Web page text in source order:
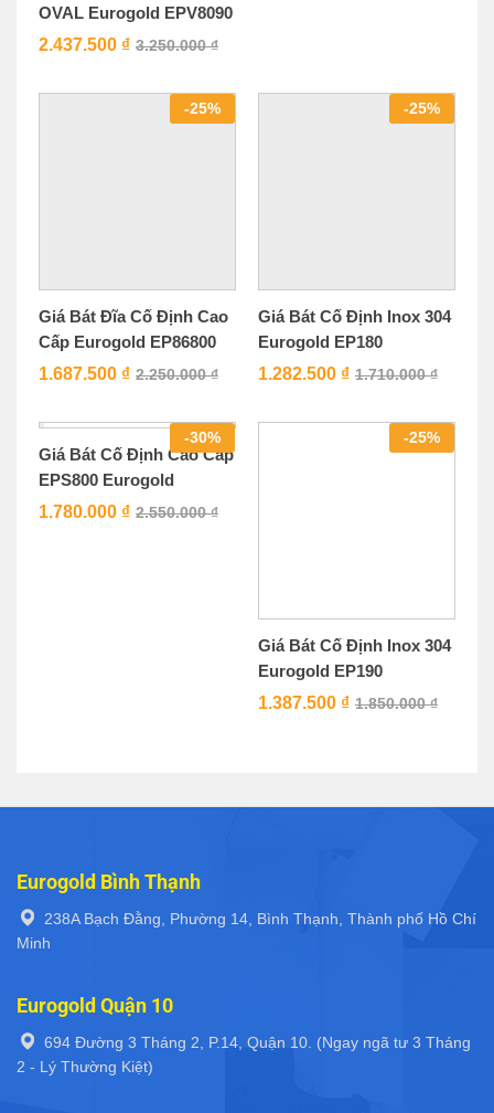
OVAL Eurogold EPV8090
2.437.500 ₫ 3.250.000₫
-25%
Giá Bát Đĩa Cố Định Cao
Cấp Eurogold EP86800
1.687.500 ₫ 2.250.000₫
-25%
Giá Bát Cố Định Inox 304
Eurogold EP180
1.282.500 ₫ 1.710.000₫
-30%
Giá Bát Cố Định Cao Cấp
EPS800 Eurogold
1.780.000 ₫ 2.550.000₫
-25%
Giá Bát Cố Định Inox 304
Eurogold EP190
1.387.500 ₫ 1.850.000₫
Eurogold Bình Thạnh
238A Bạch Đằng, Phường 14, Bình Thạnh, Thành phố Hồ Chí
Minh
Eurogold Quận 10
694 Đường 3 Tháng 2, P.14, Quận 10. (Ngay ngã tư 3 Tháng
2 - Lý Thường Kiệt)